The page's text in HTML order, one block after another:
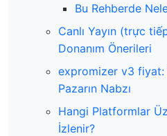
Bu Rehberde
Canlı Yayın (trực
Donanım Önerileri
expromizer v3 fiyat:
Pazarın Nabzı
Hangi Platformlar
İzlenir?